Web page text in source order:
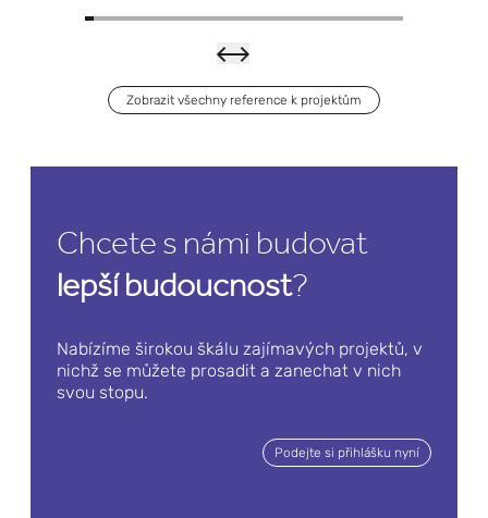
polovodičů
Ingelh
eim –
Nové
výrob
Přečtěte si více
Zobrazit všechny reference k projektům
Chcete s námi budovat
lepší budoucnost?
Nabízíme širokou škálu zajímavých projektů, v
nichž se můžete prosadit a zanechat v nich
svou stopu.
Podejte si přihlášku nyní